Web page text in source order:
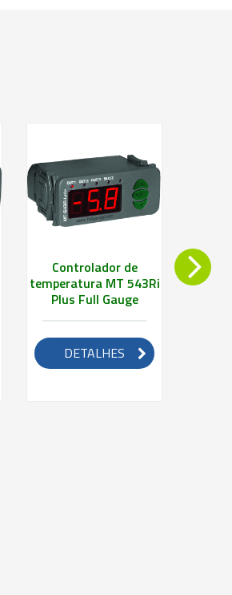
Controlador de
temperatura MT 543Ri
Plus Full Gauge
DETALHES